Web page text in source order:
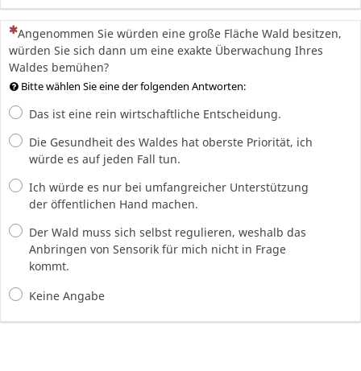
(Dies ist eine Pflichtfrage.)
Angenommen Sie würden eine große Fläche Wald besitzen,
würden Sie sich dann um eine exakte Überwachung Ihres
Waldes bemühen?
Bitte wählen Sie eine der folgenden Antworten:
Das ist eine rein wirtschaftliche Entscheidung.
Die Gesundheit des Waldes hat oberste Priorität, ich
würde es auf jeden Fall tun.
Ich würde es nur bei umfangreicher Unterstützung
der öffentlichen Hand machen.
Der Wald muss sich selbst regulieren, weshalb das
Anbringen von Sensorik für mich nicht in Frage
kommt.
Keine Angabe